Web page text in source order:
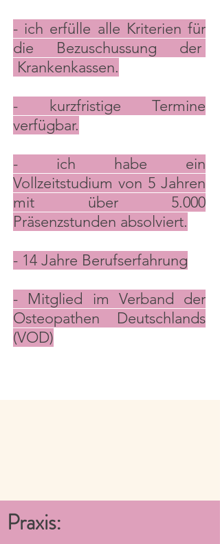
- ich erfülle alle Kriterien für
die Bezuschussung der
Krankenkassen.
- kurzfristige Termine
verfügbar.
- ich habe ein
Vollzeitstudium von 5 Jahren
mit über 5.000
Präsenzstunden absolviert.
- 14 Jahre Berufserfahrung
- Mitglied im Verband der
Osteopathen Deutschlands
(VOD)
Praxis: